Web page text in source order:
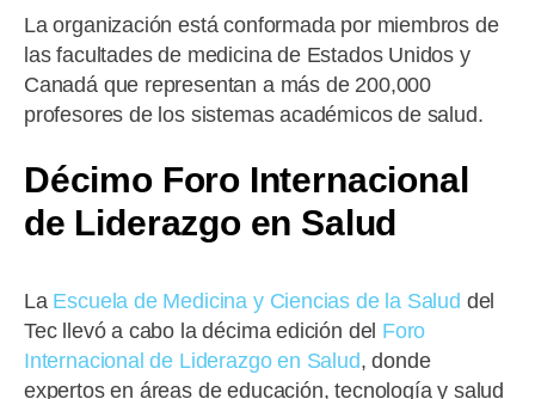
La organización está conformada por miembros de
las facultades de medicina de Estados Unidos y
Canadá que representan a más de 200,000
profesores de los sistemas académicos de salud.
Décimo Foro Internacional
de Liderazgo en Salud
La Escuela de Medicina y Ciencias de la Salud del
Tec llevó a cabo la décima edición del Foro
Internacional de Liderazgo en Salud, donde
expertos en áreas de educación, tecnología y salud